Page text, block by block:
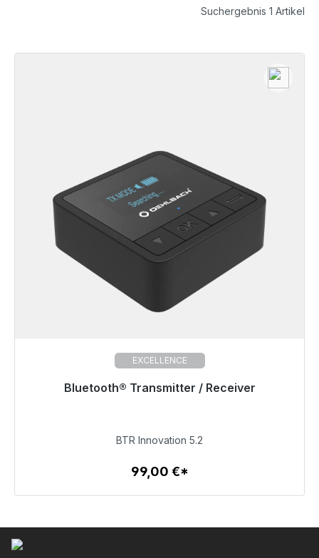
Suchergebnis 1 Artikel
EXCELLENCE
Bluetooth® Transmitter / Receiver
Sofort versandfertig, Lieferzeit 48h*
Zum Artikel
BTR Innovation 5.2
99,00 €*